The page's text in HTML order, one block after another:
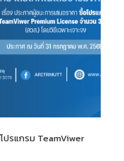
ปรแกรม TeamViwer